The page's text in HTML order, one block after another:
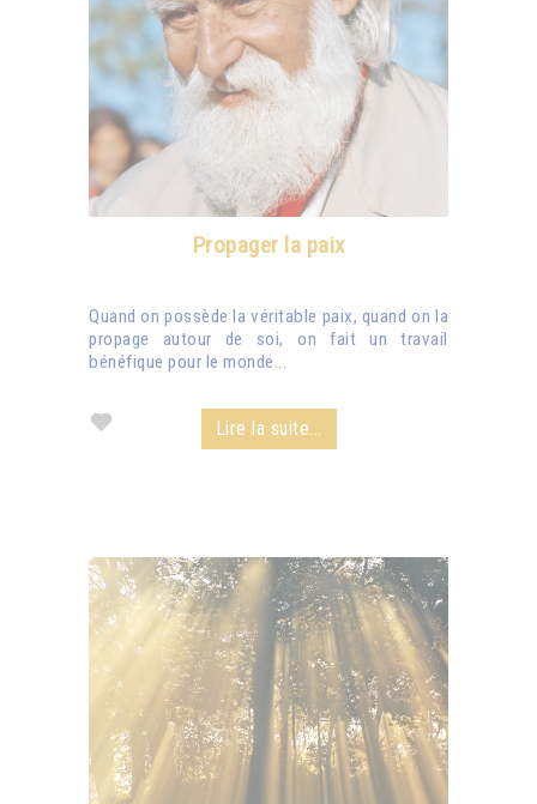
Propager la paix
Quand on possède la véritable paix, quand on la
propage autour de soi, on fait un travail
bénéfique pour le monde...
Lire la suite...